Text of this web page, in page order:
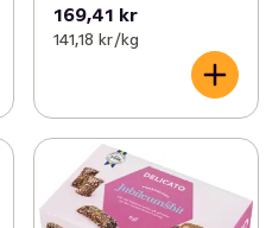
169,41 kr
141,18 kr /kg